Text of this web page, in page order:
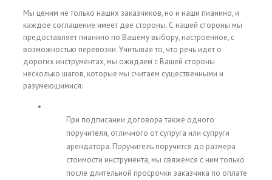
Мы ценим не только наших заказчиков, но и наши пианино, и
каждое соглашение имеет две стороны. С нашей стороны мы
предоставляет пианино по Вашему выбору, настроенное, с
возможностью перевозки. Учитывая то, что речь идет о
дорогих инструментах, мы ожидаем с Вашей стороны
несколько шагов, которые мы считаем существенными и
разумеющимися:
При подписании договора также одного
поручителя, отличного от супруга или супруги
арендатора. Поручитель поручится до размера
стоимости инструмента, мы свяжемся с ним только
после длительной просрочки заказчика по оплате